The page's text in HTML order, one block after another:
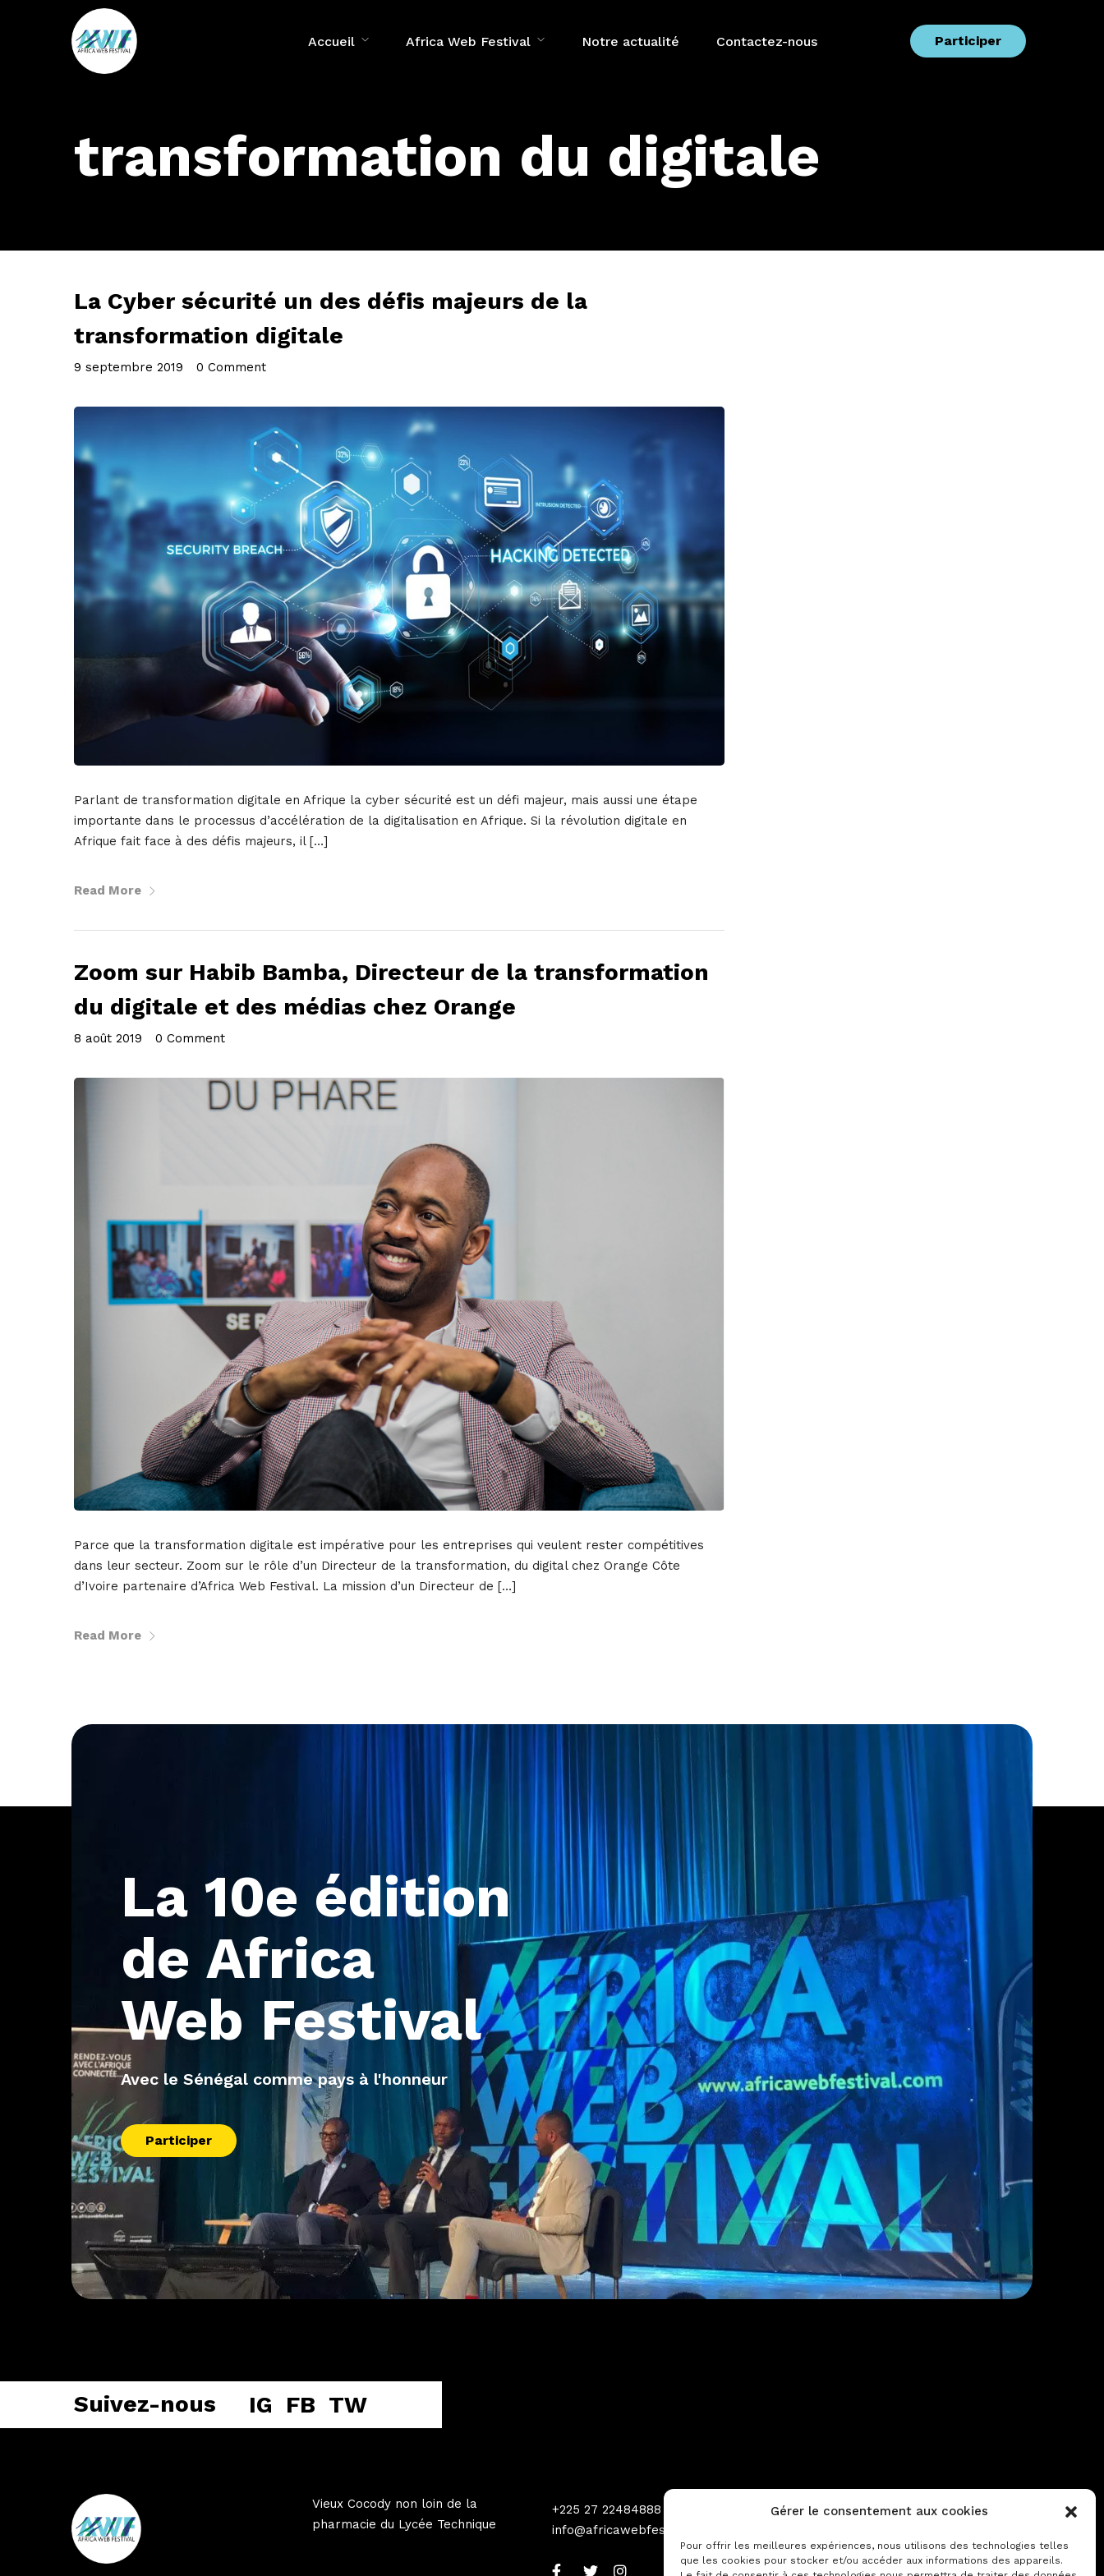
Gérer le consentement aux cookies
Pour offrir les meilleures expériences, nous utilisons des technologies telles
que les cookies pour stocker et/ou accéder aux informations des appareils.
Accueil Africa Web Festival Notre actualité Contactez-nous Participer
transformation du digitale
La Cyber sécurité un des défis majeurs de la
transformation digitale
9 septembre 2019 0 Comment
Parlant de transformation digitale en Afrique la cyber sécurité est un défi majeur, mais aussi une étape
importante dans le processus d’accélération de la digitalisation en Afrique. Si la révolution digitale en
Afrique fait face à des défis majeurs, il […]
Read More
Zoom sur Habib Bamba, Directeur de la transformation
du digitale et des médias chez Orange
8 août 2019 0 Comment
Parce que la transformation digitale est impérative pour les entreprises qui veulent rester compétitives
dans leur secteur. Zoom sur le rôle d’un Directeur de la transformation, du digital chez Orange Côte
d’Ivoire partenaire d’Africa Web Festival. La mission d’un Directeur de […]
Read More
La 10e édition
de Africa
Web Festival
Avec le Sénégal comme pays à l'honneur
Participer
Suivez-nous IG FB TW
Vieux Cocody non loin de la
pharmacie du Lycée Technique
+225 27 22484888
info@africawebfestival.com
Contactez-nous